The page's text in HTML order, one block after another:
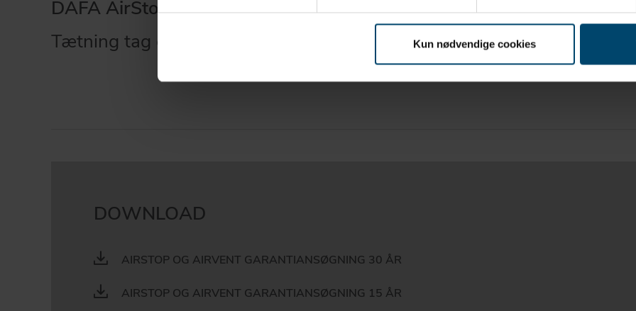
Kun nødvendige cookies
DAFA AirStop System
Tætning tag og facade
DAFA AirVent System
Tætning tag og facade
DOWNLOAD
AIRSTOP OG AIRVENT GARANTIANSØGNING 30 ÅR
AIRSTOP OG AIRVENT GARANTIANSØGNING 15 ÅR